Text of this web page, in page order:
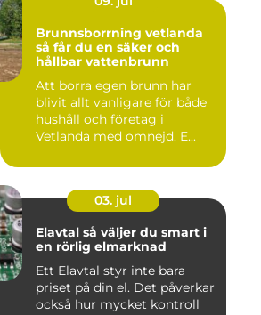
Brunnsborrning vetlanda
så får du en säker och
hållbar vattenbrunn
Att borra egen brunn har
blivit allt vanligare för både
hushåll och företag i
Vetlanda med omnejd. E...
03. jul
Elavtal så väljer du smart i
en rörlig elmarknad
Ett Elavtal styr inte bara
priset på din el. Det påverkar
också hur mycket kontroll